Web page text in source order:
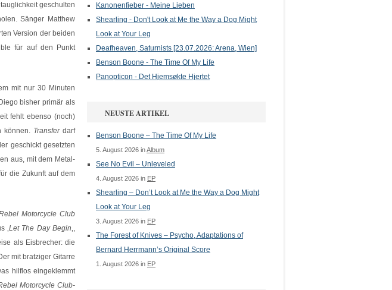
geschulten
Sänger Matthew
Version der beiden
für auf den Punkt
mit nur 30 Minuten
bisher primär als
fehlt ebenso (noch)
können. Transferdarf
geschickt gesetzten
aus, mit dem Metal-
die Zukunft auf dem
Motorcycle Club
‚Let The Day Begin‚,
als Eisbrecher: die
mit bratziger Gitarre
hilflos eingeklemmt
Motorcycle Club-
Kanonenfieber - Meine Lieben
Shearling - Don't Look at Me the Way a Dog Might
Look at Your Leg
Deafheaven, Saturnists [23.07.2026: Arena, Wien]
Benson Boone - The Time Of My Life
Panopticon - Det Hjemsøkte Hjertet
NEUSTE ARTIKEL
Benson Boone – The Time Of My Life
5. August 2026 inAlbum
See No Evil – Unleveled
4. August 2026 in EP
Shearling – Don’t Look at Me the Way a Dog Might
Look at Your Leg
3. August 2026 in EP
The Forest of Knives – Psycho, Adaptations of
Bernard Herrmann’s Original Score
1. August 2026 in EP